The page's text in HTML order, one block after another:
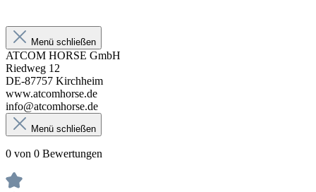
Menü schließen
ATCOM HORSE GmbH
Riedweg 12
DE-87757 Kirchheim
www.atcomhorse.de
info@atcomhorse.de
Menü schließen
0 von 0 Bewertungen